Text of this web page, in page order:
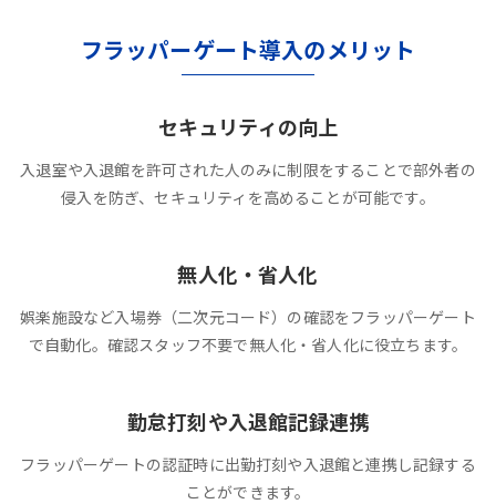
フラッパーゲート導入のメリット
セキュリティの向上
入退室や入退館を許可された人のみに制限をすることで部外者の
侵入を防ぎ、セキュリティを高めることが可能です。
無人化・省人化
娯楽施設など入場券（二次元コード）の確認をフラッパーゲート
で自動化。確認スタッフ不要で無人化・省人化に役立ちます。
勤怠打刻や入退館記録連携
フラッパーゲートの認証時に出勤打刻や入退館と連携し記録する
ことができます。